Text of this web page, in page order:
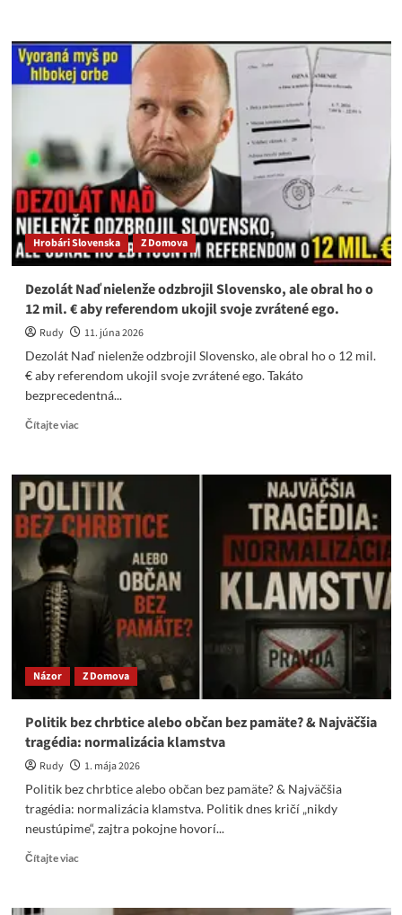
Medvedev:
Rusko
naučí
Hrobári Slovenska Z Domova
Dezolát Naď nielenže odzbrojil Slovensko, ale obral ho o
12 mil. € aby referendom ukojil svoje zvrátené ego.
Rudy
11. júna 2026
Dezolát Naď nielenže odzbrojil Slovensko, ale obral ho o 12 mil.
€ aby referendom ukojil svoje zvrátené ego. Takáto
bezprecedentná...
Čítajte viacRead
Dezolát
Naď
nielenže
odzbrojil
Slovensko,
ale
obral
ho
aby
referendom
svoje
zvrátené
ego.
Názor Z Domova
Politik bez chrbtice alebo občan bez pamäte? & Najväčšia
tragédia: normalizácia klamstva
Rudy
1. mája 2026
Politik bez chrbtice alebo občan bez pamäte? & Najväčšia
tragédia: normalizácia klamstva. Politik dnes kričí „nikdy
neustúpime“, zajtra pokojne hovorí...
Čítajte viacRead
Politik